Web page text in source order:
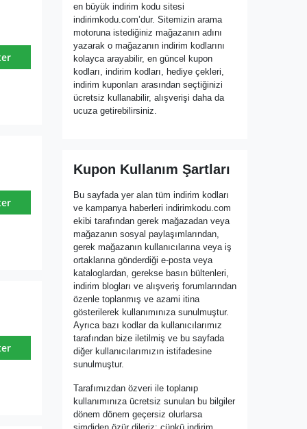
en büyük indirim kodu sitesi
indirimkodu.com’dur. Sitemizin arama
motoruna istediğiniz mağazanın adını
yazarak o mağazanın indirim kodlarını
kolayca arayabilir, en güncel kupon
kodları, indirim kodları, hediye çekleri,
indirim kuponları arasından seçtiğinizi
ücretsiz kullanabilir, alışverişi daha da
ucuza getirebilirsiniz.
Kupon Kullanım Şartları
Bu sayfada yer alan tüm indirim kodları
ve kampanya haberleri indirimkodu.com
ekibi tarafından gerek mağazadan veya
mağazanın sosyal paylaşımlarından,
gerek mağazanın kullanıcılarına veya iş
ortaklarına gönderdiği e-posta veya
kataloglardan, gerekse basın bültenleri,
indirim blogları ve alışveriş forumlarından
özenle toplanmış ve azami itina
gösterilerek kullanımınıza sunulmuştur.
Ayrıca bazı kodlar da kullanıcılarımız
tarafından bize iletilmiş ve bu sayfada
diğer kullanıcılarımızın istifadesine
sunulmuştur.
Tarafımızdan özveri ile toplanıp
kullanımınıza ücretsiz sunulan bu bilgiler
dönem dönem geçersiz olurlarsa